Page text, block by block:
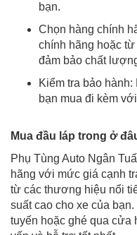
bạn.
Chọn hàng chính
chính hãng hoặc
đảm bảo chất
Kiểm tra bảo
bạn mua đi kèm
Mua đầu láp trong ở
Phụ Tùng Auto Ngân
hãng với mức giá cạnh
từ các thương hiệu nổi
suất cao cho xe của
tuyến hoặc ghé qua cửa